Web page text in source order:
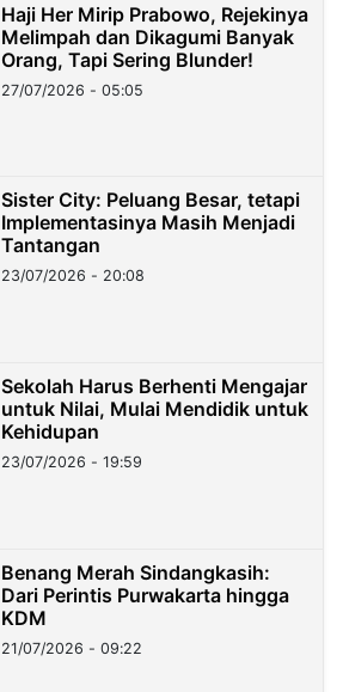
Haji Her Mirip Prabowo, Rejekinya
Melimpah dan Dikagumi Banyak
Orang, Tapi Sering Blunder!
27/07/2026 - 05:05
Sister City: Peluang Besar, tetapi
Implementasinya Masih Menjadi
Tantangan
23/07/2026 - 20:08
Sekolah Harus Berhenti Mengajar
untuk Nilai, Mulai Mendidik untuk
Kehidupan
23/07/2026 - 19:59
Benang Merah Sindangkasih:
Dari Perintis Purwakarta hingga
KDM
21/07/2026 - 09:22